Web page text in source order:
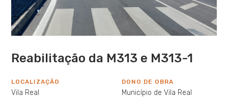
Reabilitação da M313 e M313-1
LOCALIZAÇÃO
Vila Real
DONO DE OBRA
Município de Vila Real